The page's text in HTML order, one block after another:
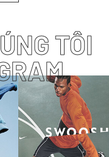
TÔI